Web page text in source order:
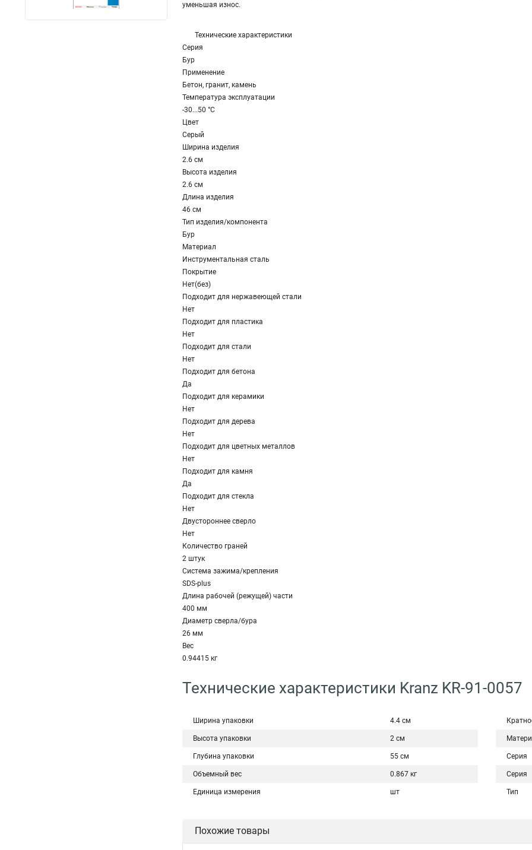
уменьшая износ.
Технические характеристики
Серия
Бур
Применение
Бетон, гранит, камень
Температура эксплуатации
-30...50 °C
Цвет
Серый
Ширина изделия
2.6 см
Высота изделия
2.6 см
Длина изделия
46 см
Тип изделия/компонента
Бур
Материал
Инструментальная сталь
Покрытие
Нет(без)
Подходит для нержавеющей стали
Нет
Подходит для пластика
Нет
Подходит для стали
Нет
Подходит для бетона
Да
Подходит для керамики
Нет
Подходит для дерева
Нет
Подходит для цветных металлов
Нет
Подходит для камня
Да
Подходит для стекла
Нет
Двустороннее сверло
Нет
Количество граней
2 штук
Система зажима/крепления
SDS-plus
Длина рабочей (режущей) части
400 мм
Диаметр сверла/бура
26 мм
Вес
0.94415 кг
Технические характеристики Kranz KR-91-0057
Ширина упаковки 4.4 см
Высота упаковки 2 см
Глубина упаковки 55 см
Объемный вес 0.867 кг
Единица измерения шт
Серия
Серия
Тип
Похожие товары